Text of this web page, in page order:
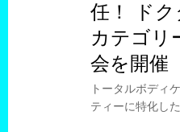
任！ ド
カテゴリ
会を開催
トータルボディ
ティーに特化し